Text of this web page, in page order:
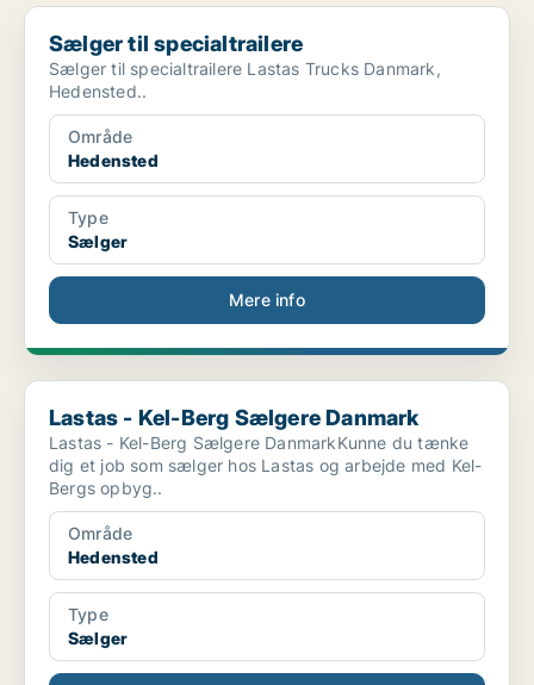
Sælger til specialtrailere
Sælger til specialtrailere
Sælger til specialtrailere Lastas Trucks Danmark,
Hedensted..
Område
Hedensted
Type
Sælger
Mere info
Lastas - Kel-Berg Sælgere Danmark
Lastas - Kel-Berg Sælgere Danmark
Lastas - Kel-Berg Sælgere DanmarkKunne du tænke
dig et job som sælger hos Lastas og arbejde med Kel-
Bergs opbyg..
Område
Hedensted
Type
Sælger